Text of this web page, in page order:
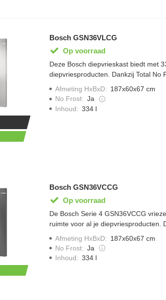
Bosch GSN36VLCG
Op voorraad
Deze Bosch diepvrieskast biedt met
diepvriesproducten. Dankzij Total No
ontdooien. Met Supervriezen vries je
smaak en kwaliteit beter behouden
vriezer eenvoudig op afstand en
Afmeting HxBxD: 187x60x67 cm
No Frost: Ja
Inhoud: 334 l
Bosch GSN36VCCG
Op voorraad
De Bosch Serie 4 GSN36VCCG
ruimte voor al je diepvriesproducten.
verse boodschappen extra snel in,
gelijkmatige temperatuurverdeling.
Afmeting HxBxD: 187x60x67 cm
No Frost: Ja
Inhoud: 334 l